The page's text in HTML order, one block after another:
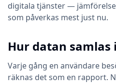
digitala tjänster —
som påverkas mest just nu.
Hur datan samlas
Varje gång en användare
räknas det som en rapport.